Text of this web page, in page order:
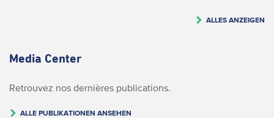
ALLES ANZEIGEN
Media Center
Retrouvez nos dernières publications.
ALLE PUBLIKATIONEN ANSEHEN